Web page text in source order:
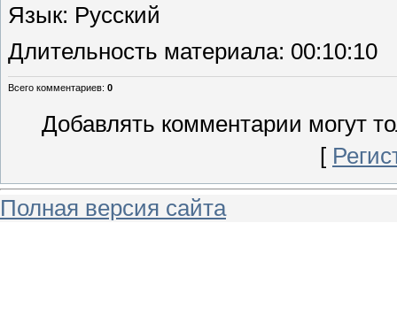
Язык: Русский
Длительность материала: 00:10:10
Всего комментариев: 0
Добавлять комментарии могут
[
Полная версия сайта